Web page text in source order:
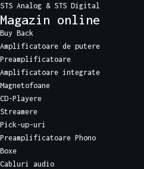
STS Analog & STS Digital
Magazin online
Buy Back
Amplificatoare de putere
Preamplificatoare
Amplificatoare integrate
Magnetofoane
CD-Playere
Streamere
Pick-up-uri
Preamplificatoare Phono
Boxe
Cabluri audio